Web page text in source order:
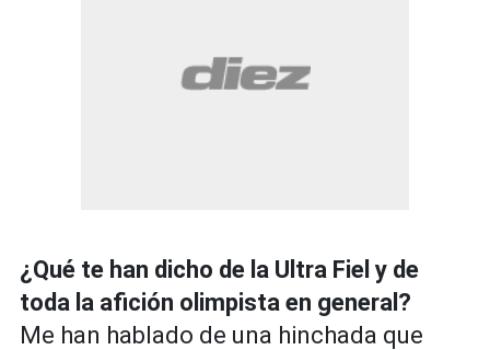
¿Qué te han dicho de la Ultra Fiel y de
toda la afición olimpista en general?
Me han hablado de una hinchada que